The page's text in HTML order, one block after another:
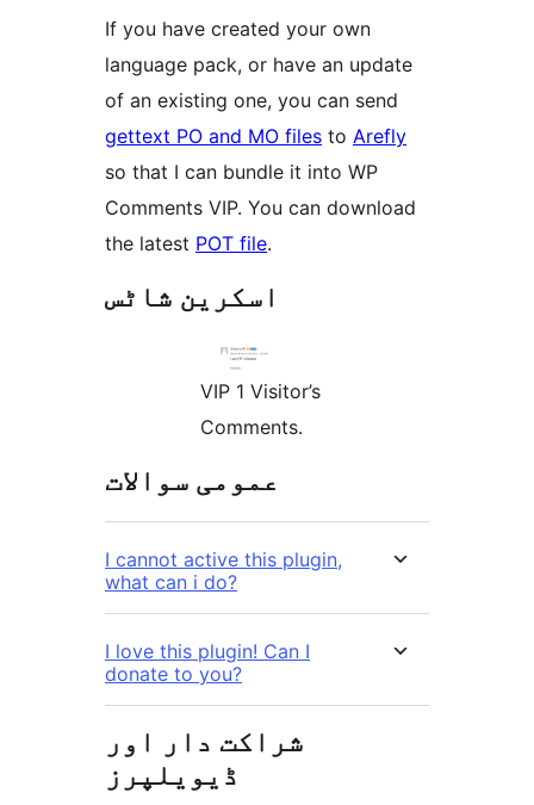
If you have created your own
language pack, or have an update
of an existing one, you can send
gettext PO and MO files to Arefly
so that I can bundle it into WP
Comments VIP. You can download
the latest POT file.
اسکرین شاٹس
VIP 1 Visitor’s
Comments.
عمومی سوالات
I cannot active this plugin,
what can i do?
I love this plugin! Can I
donate to you?
شراکت دار اور
ڈیویلپرز